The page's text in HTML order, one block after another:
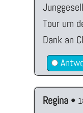
Tour um
Dank an
Regina•